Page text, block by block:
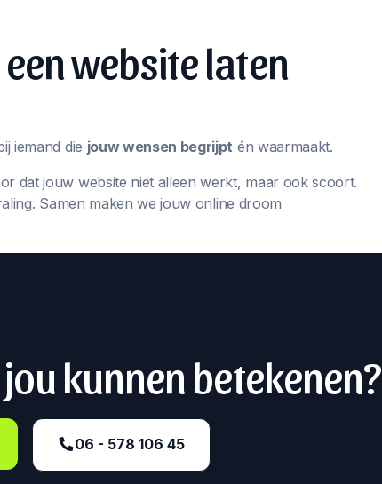
website laten
iemand die jouw wensen begrijpt én waarmaakt.
dat jouw website niet alleen werkt, maar ook scoort.
Samen maken we jouw online droom
kunnen betekenen?
06 - 578 106 45‬